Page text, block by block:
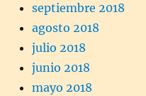
septiembre 2018
agosto 2018
julio 2018
junio 2018
mayo 2018